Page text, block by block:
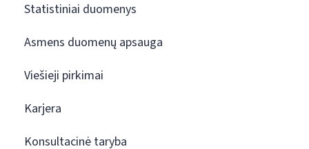
Statistiniai duomenys
Asmens duomenų apsauga
Viešieji pirkimai
Karjera
Konsultacinė taryba